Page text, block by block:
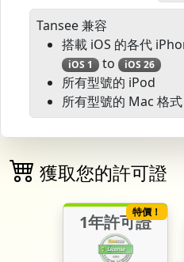
Tansee 兼容
搭載 iOS 的各代
iOS 1 to iOS 26
所有型號的 iPod
所有型號的 Mac 格
獲取您的許可證
特價！
1年許可證